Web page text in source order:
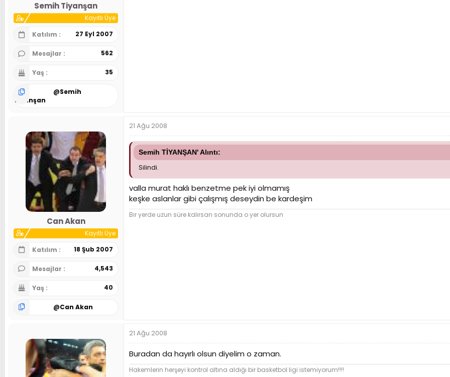
Semih Tiyanşan
Kayıtlı Üye
Katılım
27 Eyl 2007
Mesajlar 562
Yaş 35
@Semih
Tiyanşan
Can Akan
Kayıtlı Üye
Katılım
18 Şub 2007
Mesajlar 4,543
Yaş 40
@Can Akan
21 Ağu 2008
Semih TİYANŞAN' Alıntı:
Silindi.
valla murat haklı benzetme pek iyi olmamış
keşke aslanlar gibi çalışmış deseydin be kardeşim
Bir yerde uzun süre kalırsan sonunda o yer olursun
21 Ağu 2008
Buradan da hayırlı olsun diyelim o zaman.
Hakemlerin herşeyi kontrol altına aldığı bir basketbol ligi istemiyorum!!!!